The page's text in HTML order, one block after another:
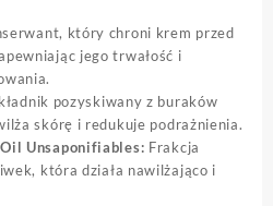
który chroni krem przed
jego trwałość i
pozyskiwany z buraków
skórę i redukuje podrażnienia.
Unsaponifiables: Frakcja
która działa nawilżająco i